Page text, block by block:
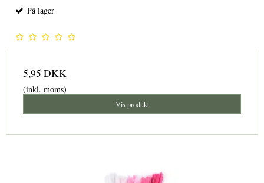
På lager
5,95 DKK
(inkl. moms)
Vis produkt